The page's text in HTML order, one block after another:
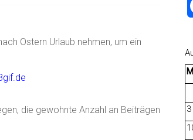
Ostern Urlaub nehmen, um ein
die gewohnte Anzahl an Beiträgen
M
3